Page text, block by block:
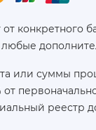
от
или суммы
реестр